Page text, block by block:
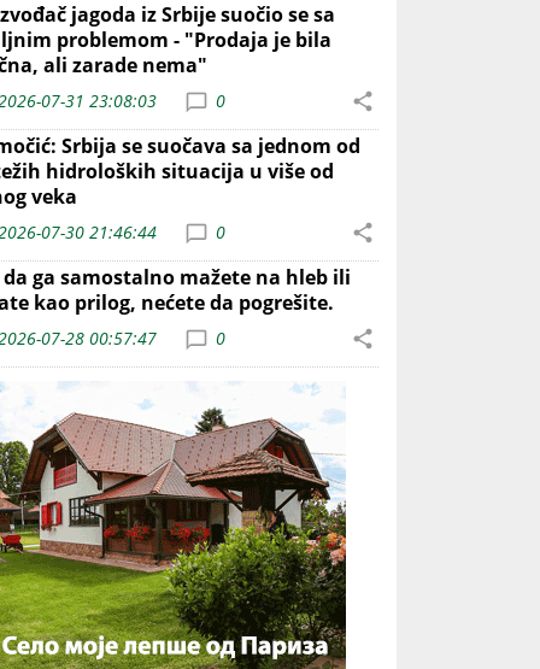
jagoda iz Srbije suočio se sa
problemom - "Prodaja je bila
ali zarade nema"
07-31 23:08:03 0
Srbija se suočava sa jednom od
hidroloških situacija u više od
veka
07-30 21:46:44 0
ga samostalno mažete na hleb ili
kao prilog, nećete da pogrešite.
07-28 00:57:47 0